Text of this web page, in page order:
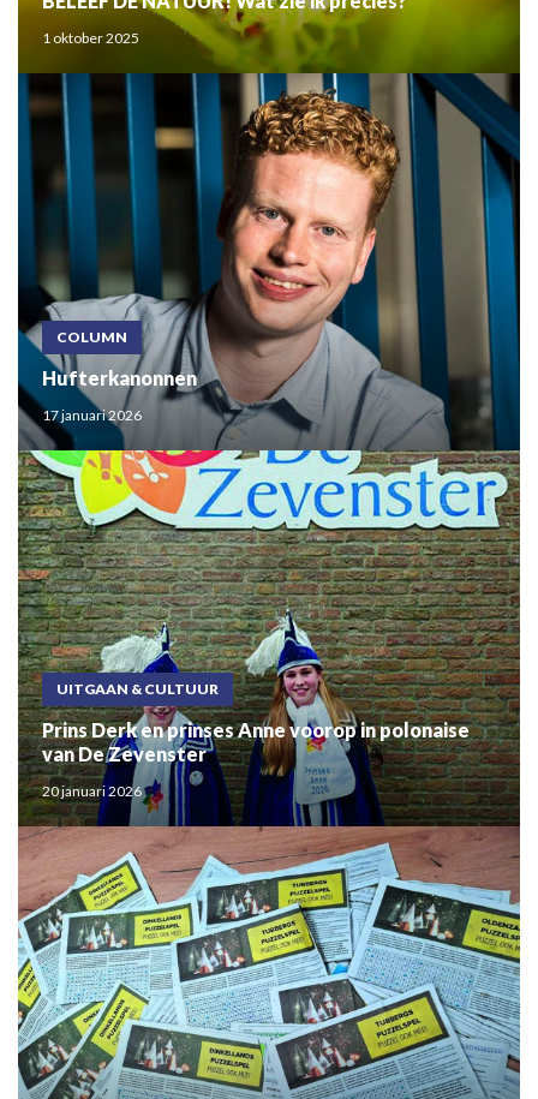
1 oktober 2025
COLUMN
Hufterkanonnen
17 januari 2026
UITGAAN & CULTUUR
Prins Derk en prinses Anne voorop in polonaise
van De Zevenster
20 januari 2026